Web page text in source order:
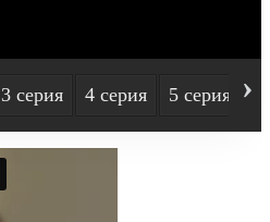
3 серия 4 серия 5 серия ›